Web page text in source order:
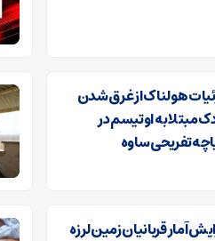
هولناک از غرق شدن
مبتلا به اوتیسم در
تفریحی ساوه
آمار قربانیان زمین‌لرزه